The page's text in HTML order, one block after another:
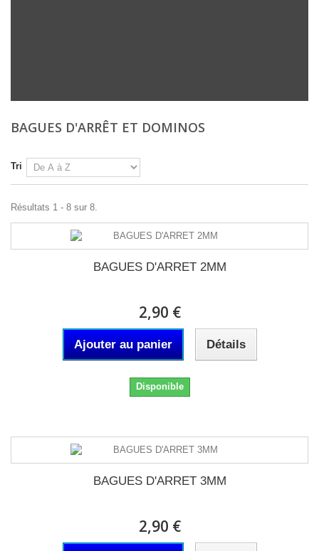
BAGUES D'ARRÊT ET DOMINOS
Tri
Résultats 1 - 8 sur 8.
BAGUES D'ARRET 2MM
2,90 €
Ajouter au panier Détails
Disponible
BAGUES D'ARRET 3MM
2,90 €